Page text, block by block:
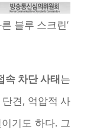
블루 스크린’
속 차단 사태는
견, 억압적 사
기도 하다. 그